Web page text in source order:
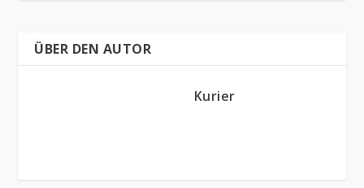
ÜBER DEN AUTOR
Kurier